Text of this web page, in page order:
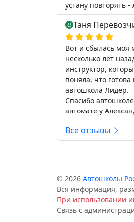
устану повторять
Таня
Вот и сбылась моя
несколько лет
инструктор,
поняла, что
автошкола Лидер.
Спасибо
автомате у
Все отзывы
© 2026 Автошколы
Вся информация,
При использовании
Связь с